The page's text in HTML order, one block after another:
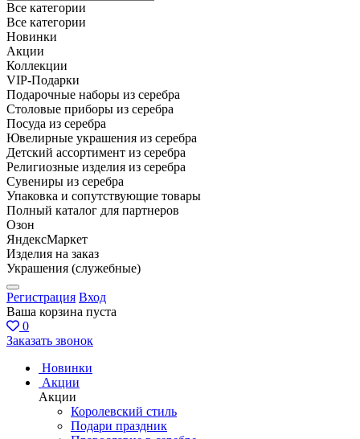
Все категории
Все категории
Новинки
Акции
Коллекции
VIP-Подарки
Подарочные наборы из серебра
Столовые приборы из серебра
Посуда из серебра
Ювелирные украшения из серебра
Детский ассортимент из серебра
Религиозные изделия из серебра
Сувениры из серебра
Упаковка и сопутствующие товары
Полный каталог для партнеров
Озон
ЯндексМаркет
Изделия на заказ
Украшения (служебные)
Регистрация Вход
Ваша корзина пуста
0
Заказать звонок
Новинки
Акции
Акции
Королевский стиль
Подари праздник